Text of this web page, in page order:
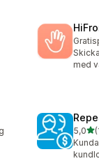
med
5,0av
14